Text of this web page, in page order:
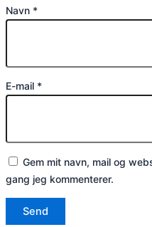
Navn *
E-mail *
Gem mit navn, mail og
gang jeg kommenterer.